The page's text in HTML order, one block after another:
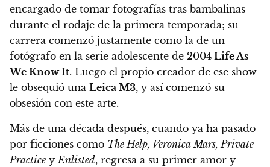
encargado de tomar fotografías tras bambalinas
durante el rodaje de la primera temporada; su
carrera comenzó justamente como la de un
fotógrafo en la serie adolescente de 2004 Life As
We Know It. Luego el propio creador de ese show
le obsequió una Leica M3, y así comenzó su
obsesión con este arte.
Más de una década después, cuando ya ha pasado
por ficciones como The Help, Veronica Mars, Private
Practice y Enlisted, regresa a su primer amor y